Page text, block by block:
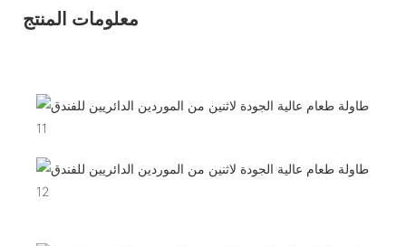
معلومات المنتج